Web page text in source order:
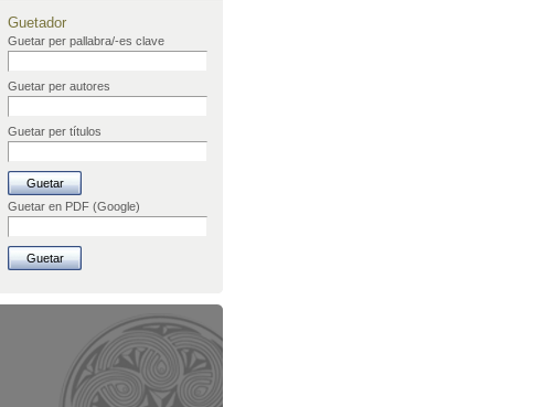
Guetador
Guetar per pallabra/-es clave
Guetar per autores
Guetar per títulos
Guetar en PDF (Google)